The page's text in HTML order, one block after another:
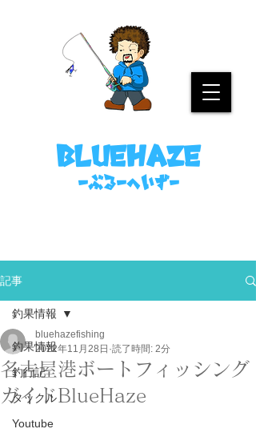
bluehaze
​－ぶるーへいずー
記事
釣果情報
釣行記
タックル
Youtube
釣果情報
名古屋港ボートフィッシング
ガイドBlueHaze
bluehazefishing
2022年11月28日 読了時間: 2分